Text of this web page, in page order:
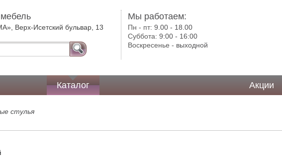
Верх-Исетский бульвар, 13
Мы работаем:
Пн - пт:9.00 - 18.00
Суббота:9:00 - 16:00
Воскресенье - выходной
Каталог Акции
стулья